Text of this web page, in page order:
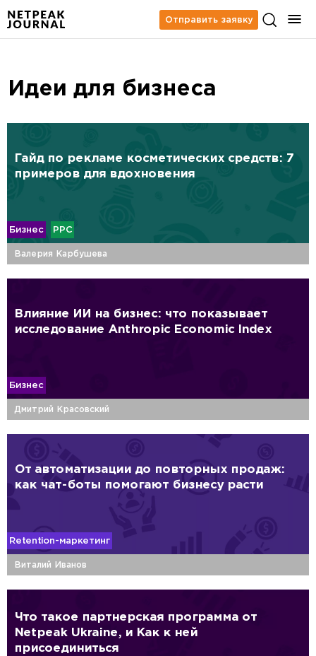
Отправить заявку
Идеи для бизнеса
Гайд по рекламе косметических средств: 7
примеров для вдохновения
Бизнес PPC
Валерия Карбушева
Влияние ИИ на бизнес: что показывает
исследование Anthropic Economic Index
Бизнес
Дмитрий Красовский
От автоматизации до повторных продаж:
как чат-боты помогают бизнесу расти
Retention-маркетинг
Виталий Иванов
Что такое партнерская программа от
Netpeak Ukraine, и Как к ней
присоединиться